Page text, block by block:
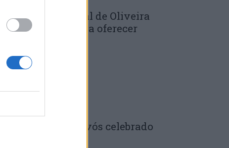
Câmara Municipal de Oliveira
do Hospital volta a oferecer
Penela: Dia dos Avós celebrado